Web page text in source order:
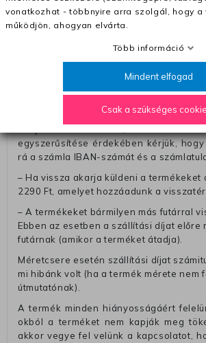
számolunk fel (oda -vissza út)
Pénzvisszatérítés:
A pénz visszatérítéséhez küldjük a
Öntől a terméket/termékeket,
elküldheti. Olyan utávéttel küldött
azonosítása érdekében tegyen egy
egyszerűsítése érdekében kérjük,
rá a számla IBAN-számát és a
– Ha vissza akarja küldeni a termékeket
2290 Ft, amelyet hozzáadunk a
– A termékeket bármilyen más futárral
Ebben az esetben a szállítási díjat előre
futárnak (amikor a terméket átadja).
Méretcsere esetén szállítási díjat
mi hibánk volt (ha a termék mérete nem
útmutatónak).
A termék minden hiányosságáért
okból a terméket nem kapják meg
akkor vegye fel velünk a kapcsolatot,
vonatkozhat - többnyire arra szolgál, hogy a
működjön, ahogyan elvárta.
Több információ
Mindent elfogad
Csak a szükséges